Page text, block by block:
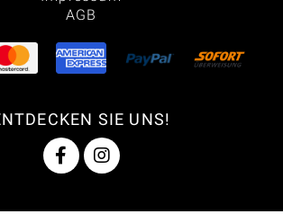
AGB
SIE UNS!